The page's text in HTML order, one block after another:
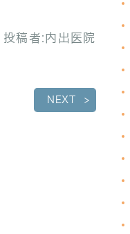
投稿者:内出医院
NEXT